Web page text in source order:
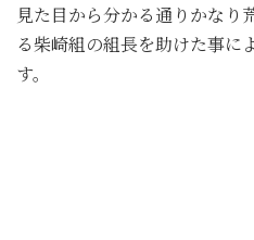
見た目から分かる通りかなり
る柴崎組の組長を助けた事に
す。